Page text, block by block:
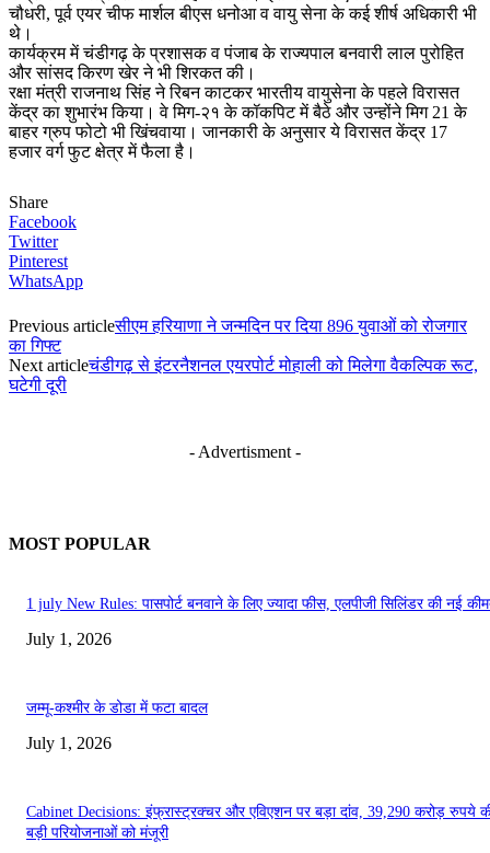
चौधरी, पूर्व एयर चीफ मार्शल बीएस धनोआ व वायु सेना के कई शीर्ष अधिकारी भी
थे।
कार्यक्रम में चंडीगढ़ के प्रशासक व पंजाब के राज्यपाल बनवारी लाल पुरोहित
और सांसद किरण खेर ने भी शिरकत की।
रक्षा मंत्री राजनाथ सिंह ने रिबन काटकर भारतीय वायुसेना के पहले विरासत
केंद्र का शुभारंभ किया। वे मिग-२१ के कॉकपिट में बैठे और उन्होंने मिग 21 के
बाहर ग्रुप फोटो भी खिंचवाया। जानकारी के अनुसार ये विरासत केंद्र 17
हजार वर्ग फुट क्षेत्र में फैला है।
Share
Facebook
Twitter
Pinterest
WhatsApp
Previous articleसीएम हरियाणा ने जन्मदिन पर दिया 896 युवाओं को रोजगार
का गिफ्ट
Next articleचंडीगढ़ से इंटरनैशनल एयरपोर्ट मोहाली को मिलेगा वैकल्पिक रूट,
घटेगी दूरी
- Advertisment -
MOST POPULAR
1 july New Rules: पासपोर्ट बनवाने के लिए ज्यादा फीस, एलपीजी सिलिंडर की नई
July 1, 2026
जम्मू-कश्मीर के डोडा में फटा बादल
July 1, 2026
Cabinet Decisions: इंफ्रास्ट्रक्चर और एविएशन पर बड़ा दांव, 39,290 करोड़ रुपये
बड़ी परियोजनाओं को मंजूरी